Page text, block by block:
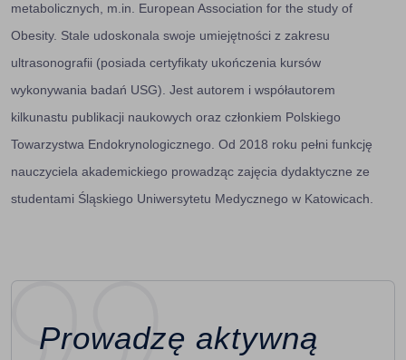
metabolicznych, m.in. European Association for the study of
Obesity. Stale udoskonala swoje umiejętności z zakresu
ultrasonografii (posiada certyfikaty ukończenia kursów
wykonywania badań USG). Jest autorem i współautorem
kilkunastu publikacji naukowych oraz członkiem Polskiego
Towarzystwa Endokrynologicznego. Od 2018 roku pełni funkcję
nauczyciela akademickiego prowadząc zajęcia dydaktyczne ze
studentami Śląskiego Uniwersytetu Medycznego w Katowicach.
Prowadzę aktywną